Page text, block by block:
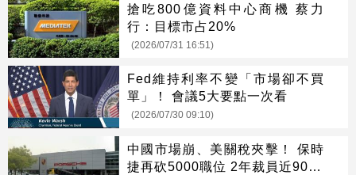
搶吃800億資料中心商機 蔡力
行：目標市占20%
(2026/07/31 16:51)
Fed維持利率不變「市場卻不買
單」！ 會議5大要點一次看
(2026/07/30 09:10)
中國市場崩、美關稅夾擊！ 保時
捷再砍5000職位 2年裁員近9000